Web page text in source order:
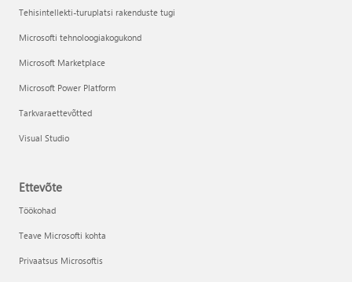
Tehisintellekti-turuplatsi rakenduste tugi
Microsofti tehnoloogiakogukond
Microsoft Marketplace
Microsoft Power Platform
Tarkvaraettevõtted
Visual Studio
Ettevõte
Töökohad
Teave Microsofti kohta
Privaatsus Microsoftis